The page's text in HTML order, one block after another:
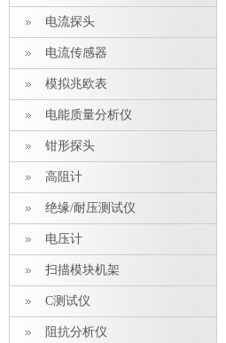
电流探头
电流传感器
模拟兆欧表
电能质量分析仪
钳形探头
高阻计
绝缘/耐压测试仪
电压计
扫描模块机架
C测试仪
阻抗分析仪